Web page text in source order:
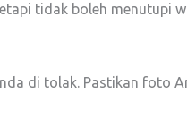
tidak boleh menutupi
di tolak. Pastikan foto